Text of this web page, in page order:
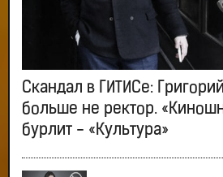
Скандал в ГИТИСе:
больше не ректор.
бурлит - «Культура»